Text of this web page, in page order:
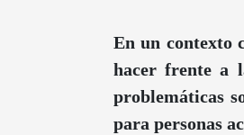
En un contexto
hacer frente a
problemáticas
para personas